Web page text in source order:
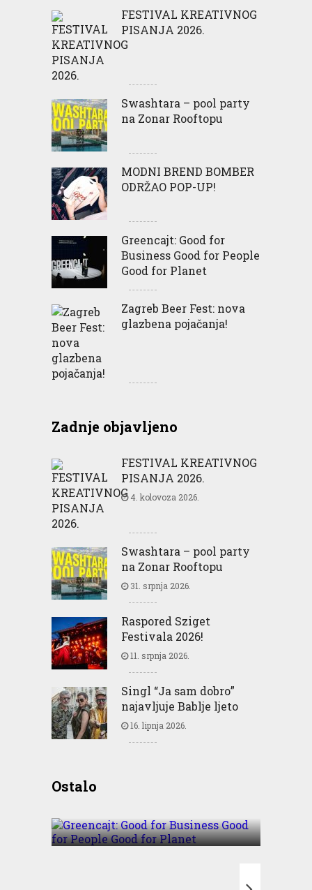
FESTIVAL KREATIVNOG
PISANJA 2026.
Swashtara – pool party
na Zonar Rooftopu
MODNI BREND BOMBER
ODRŽAO POP-UP!
Greencajt: Good for
Business Good for People
Good for Planet
Zagreb Beer Fest: nova
glazbena pojačanja!
Zadnje objavljeno
FESTIVAL KREATIVNOG
PISANJA 2026.
4. kolovoza 2026.
Swashtara – pool party
na Zonar Rooftopu
31. srpnja 2026.
Raspored Sziget
Festivala 2026!
11. srpnja 2026.
Singl “Ja sam dobro”
najavljuje Bablje ljeto
16. lipnja 2026.
OstaloBusiness Good for People